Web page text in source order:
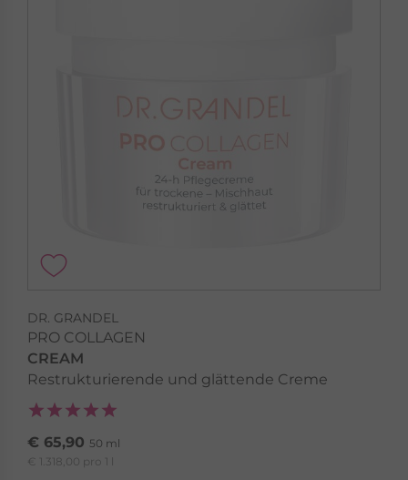
DR. GRANDEL
PRO COLLAGEN
CREAM
Restrukturierende und glättende Creme
€ 65,90 50 ml
€ 1.318,00 pro 1 l